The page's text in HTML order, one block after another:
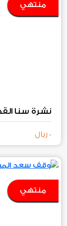
منتهي
نشرة سنا
0 ريال
منتهي